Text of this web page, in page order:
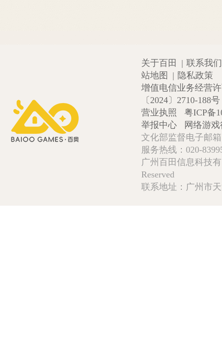
关于百田 | 联系我们
站地图
| 隐私政策
增值电信业务经营
〔2024〕2710-188号
营业执照
粤ICP备
举报中心
网络游
文化部监督电子邮
服务热线：020-
广州百田信息科技
Reserved
联系地址：广州市